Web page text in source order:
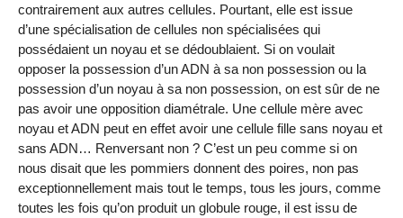
contrairement aux autres cellules. Pourtant, elle est issue
d’une spécialisation de cellules non spécialisées qui
possédaient un noyau et se dédoublaient. Si on voulait
opposer la possession d’un ADN à sa non possession ou la
possession d’un noyau à sa non possession, on est sûr de ne
pas avoir une opposition diamétrale. Une cellule mère avec
noyau et ADN peut en effet avoir une cellule fille sans noyau et
sans ADN… Renversant non ? C’est un peu comme si on
nous disait que les pommiers donnent des poires, non pas
exceptionnellement mais tout le temps, tous les jours, comme
toutes les fois qu’on produit un globule rouge, il est issu de